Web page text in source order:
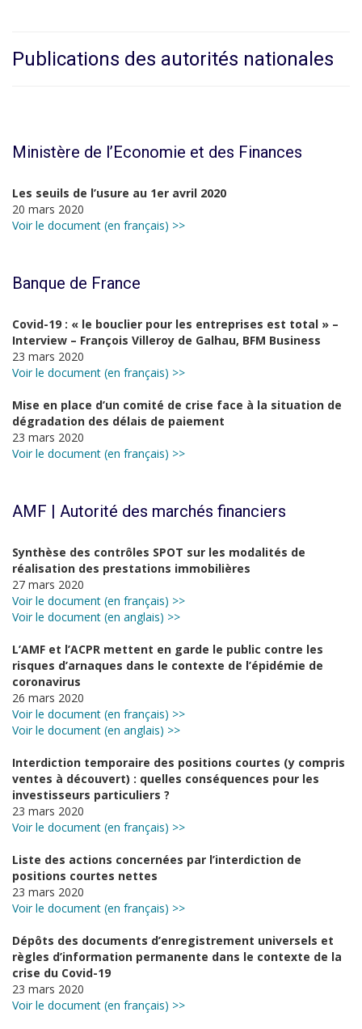
Publications des autorités nationales
Ministère de l’Economie et des Finances
Les seuils de l’usure au 1er avril 2020
20 mars 2020
Voir le document (en français) >>
Banque de France
Covid-19 : « le bouclier pour les entreprises est total » –
Interview – François Villeroy de Galhau, BFM Business
23 mars 2020
Voir le document (en français) >>
Mise en place d’un comité de crise face à la situation de
dégradation des délais de paiement
23 mars 2020
Voir le document (en français) >>
AMF | Autorité des marchés financiers
Synthèse des contrôles SPOT sur les modalités de
réalisation des prestations immobilières
27 mars 2020
Voir le document (en français) >>
Voir le document (en anglais) >>
L’AMF et l’ACPR mettent en garde le public contre les
risques d’arnaques dans le contexte de l’épidémie de
coronavirus
26 mars 2020
Voir le document (en français) >>
Voir le document (en anglais) >>
Interdiction temporaire des positions courtes (y compris
ventes à découvert) : quelles conséquences pour les
investisseurs particuliers ?
23 mars 2020
Voir le document (en français) >>
Liste des actions concernées par l’interdiction de
positions courtes nettes
23 mars 2020
Voir le document (en français) >>
Dépôts des documents d’enregistrement universels et
règles d’information permanente dans le contexte de la
crise du Covid-19
23 mars 2020
Voir le document (en français) >>